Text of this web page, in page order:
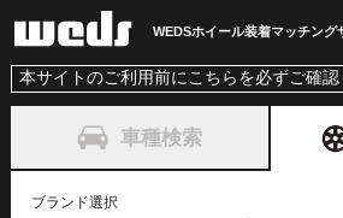
WEDSホイール装着マッチング
本サイトのご利用前にこちらを必ずご確
車種検索
ブランド選択